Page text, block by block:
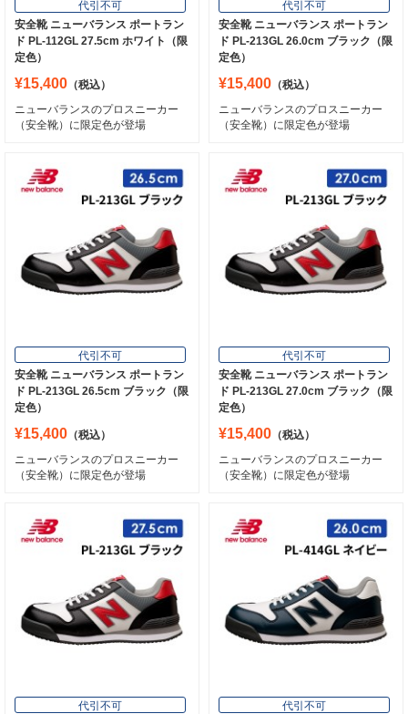
代引不可
安全靴 ニューバランス ポートラン
ド PL-112GL 27.5cm ホワイト（限
定色）
¥15,400 （税込）
ニューバランスのプロスニーカー
（安全靴）に限定色が登場
代引不可
安全靴 ニューバランス ポートラン
ド PL-213GL 26.0cm ブラック（限
定色）
¥15,400 （税込）
ニューバランスのプロスニーカー
（安全靴）に限定色が登場
代引不可
安全靴 ニューバランス ポートラン
ド PL-213GL 26.5cm ブラック（限
定色）
¥15,400 （税込）
ニューバランスのプロスニーカー
（安全靴）に限定色が登場
代引不可
安全靴 ニューバランス ポートラン
ド PL-213GL 27.0cm ブラック（限
定色）
¥15,400 （税込）
ニューバランスのプロスニーカー
（安全靴）に限定色が登場
代引不可
代引不可